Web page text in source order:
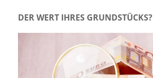
DER WERT IHRES GRUNDSTÜCKS?